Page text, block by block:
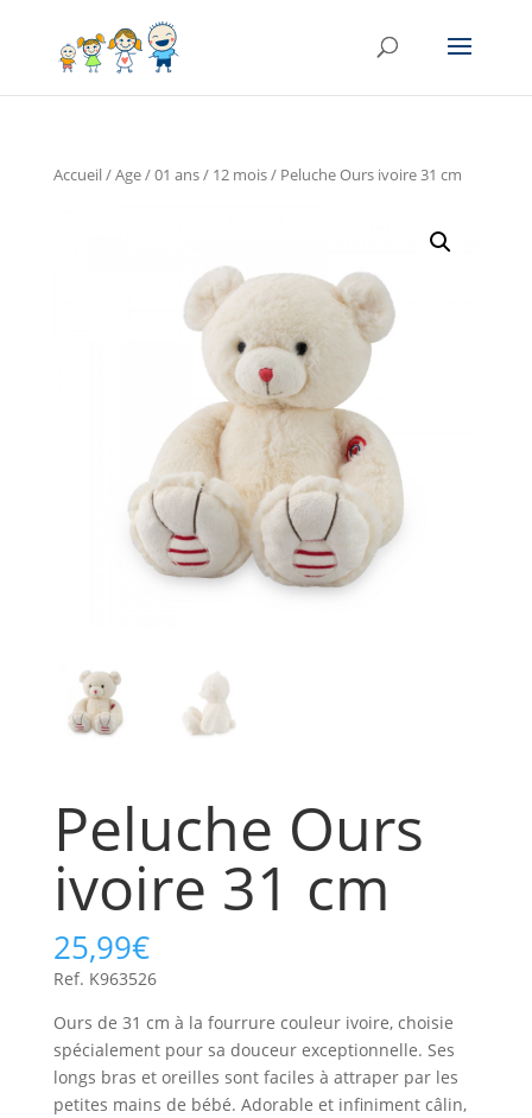
Accueil/Age/01 ans / 12 mois/ Peluche Ours ivoire 31 cm
Peluche Ours
ivoire 31 cm
25,99€
Ref. K963526
Ours de 31 cm à la fourrure couleur ivoire, choisie
spécialement pour sa douceur exceptionnelle. Ses
longs bras et oreilles sont faciles à attraper par les
petites mains de bébé. Adorable et infiniment câlin,